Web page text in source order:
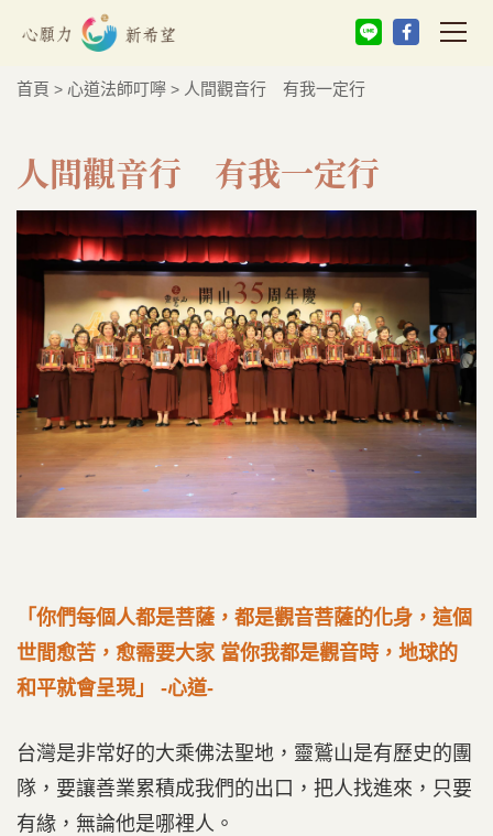
首頁 > 心道法師叮嚀 > 人間觀音行 有我一定行
人間觀音行 有我一定行
「你們每個人都是菩薩，都是觀音菩薩的化身，這個
世間愈苦，愈需要大家 當你我都是觀音時，地球的
和平就會呈現」 -心道-
台灣是非常好的大乘佛法聖地，靈鷲山是有歷史的團
隊，要讓善業累積成我們的出口，把人找進來，只要
有緣，無論他是哪裡人。